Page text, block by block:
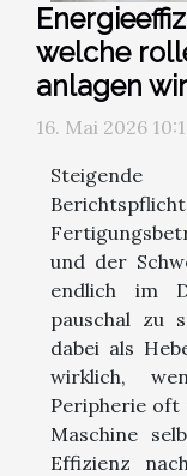
welche
anlagen
16. Mai 2026
und der
endlich im
pauschal zu
dabei als
wirklich,
Peripherie oft
Maschine
Effizienz